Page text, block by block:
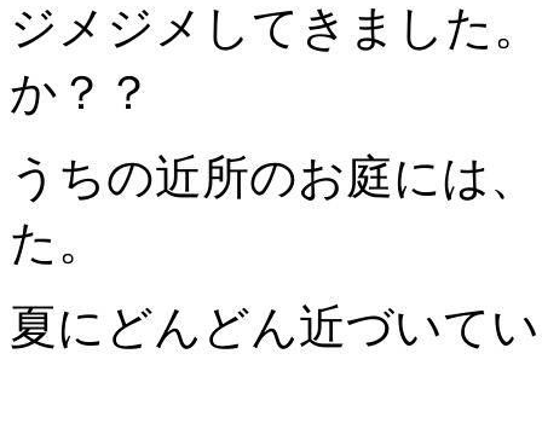
ジメジメしてきました
か？？
うちの近所のお庭には、
た。
夏にどんどん近づいて